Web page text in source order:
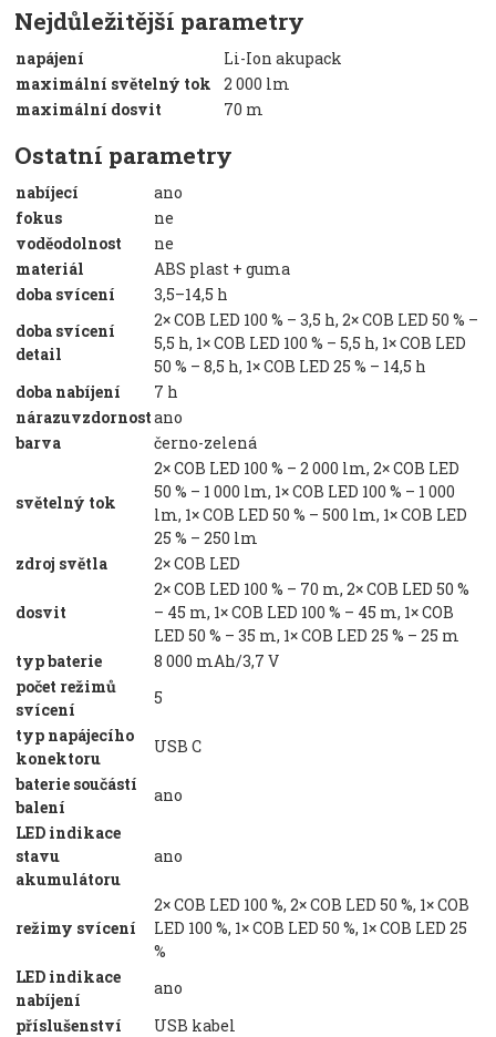
Nejdůležitější parametry
napájení
Li-Ion akupack
maximální světelný tok
2 000 lm
maximální dosvit
70 m
Ostatní parametry
nabíjecí
ano
fokus
ne
voděodolnost
ne
materiál
ABS plast + guma
doba svícení
3,5–14,5 h
doba svícení
detail
2× COB LED 100 % – 3,5 h, 2× COB LED 50 % –
5,5 h, 1× COB LED 100 % – 5,5 h, 1× COB LED
50 % – 8,5 h, 1× COB LED 25 % – 14,5 h
doba nabíjení
7 h
nárazuvzdornostano
barva
černo-zelená
světelný tok
2× COB LED 100 % – 2 000 lm, 2× COB LED
50 % – 1 000 lm, 1× COB LED 100 % – 1 000
lm, 1× COB LED 50 % – 500 lm, 1× COB LED
25 % – 250 lm
zdroj světla
2× COB LED
dosvit
2× COB LED 100 % – 70 m, 2× COB LED 50 %
– 45 m, 1× COB LED 100 % – 45 m, 1× COB
LED 50 % – 35 m, 1× COB LED 25 % – 25 m
typ baterie
8 000 mAh/3,7 V
počet režimů
svícení
5
typ napájecího
konektoru
USB C
baterie součástí
balení
ano
LED indikace
stavu
akumulátoru
ano
režimy svícení
2× COB LED 100 %, 2× COB LED 50 %, 1× COB
LED 100 %, 1× COB LED 50 %, 1× COB LED 25
%
LED indikace
nabíjení
ano
příslušenství
USB kabel